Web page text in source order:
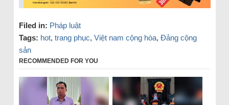
Filed in: Pháp luật
Tags: hot, trang phục, Việt nam cộng hòa, Đảng cộng
sản
RECOMMENDED FOR YOU